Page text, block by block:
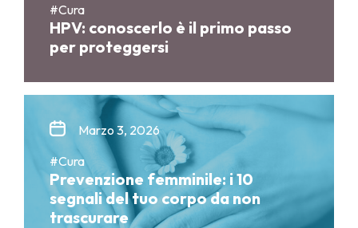
#Cura
HPV: conoscerlo è il primo passo
per proteggersi
Marzo 3, 2026
#Cura
Prevenzione femminile: i 10
segnali del tuo corpo da non
trascurare